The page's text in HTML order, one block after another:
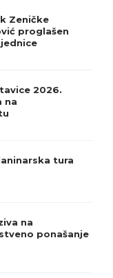
Zeničke
proglašen
2026.
na
tura
na
ponašanje